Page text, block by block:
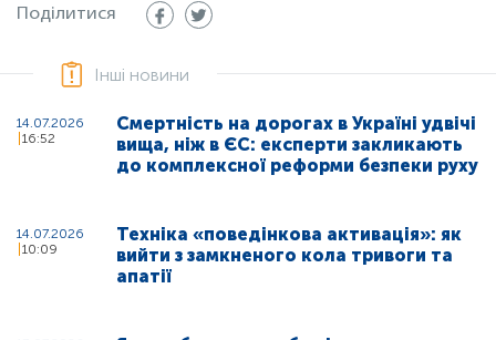
Поділитися
Інші новини
14.07.2026
16:52
Смертність на дорогах в Україні удвічі
вища, ніж в ЄС: експерти закликають
до комплексної реформи безпеки руху
14.07.2026
10:09
Техніка «поведінкова активація»: як
вийти з замкненого кола тривоги та
апатії